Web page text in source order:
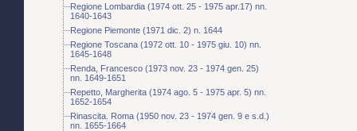
Regione Lombardia (1974 ott. 25 - 1975 apr.17) nn.
1640-1643
Regione Piemonte (1971 dic. 2) n. 1644
Regione Toscana (1972 ott. 10 - 1975 giu. 10) nn.
1645-1648
Renda, Francesco (1973 nov. 23 - 1974 gen. 25)
nn. 1649-1651
Repetto, Margherita (1974 ago. 5 - 1975 apr. 5) nn.
1652-1654
Rinascita. Roma (1950 nov. 23 - 1974 gen. 9 e s.d.)
nn. 1655-1664